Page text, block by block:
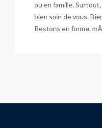
ou en famille.
bien soin de vous.
Restons en forme,